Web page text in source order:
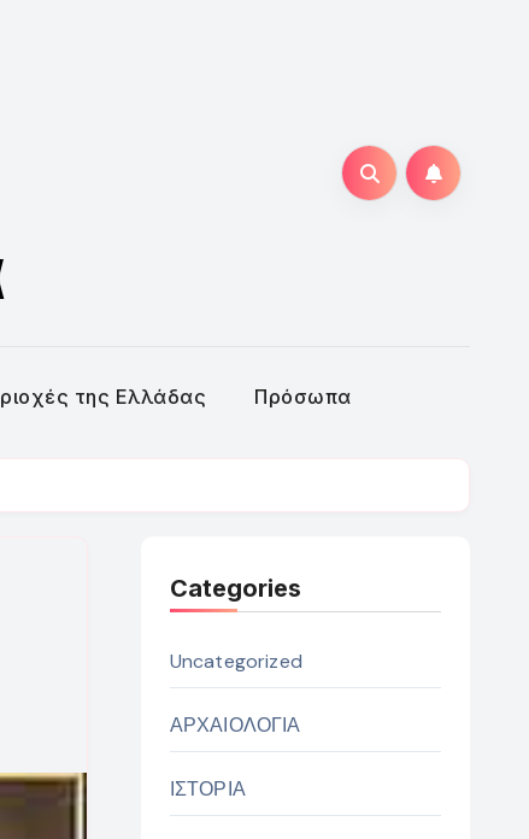
της Ελλάδας Πρόσωπα
Categories
Uncategorized
ΑΡΧΑΙΟΛΟΓΙΑ
ΙΣΤΟΡΙΑ